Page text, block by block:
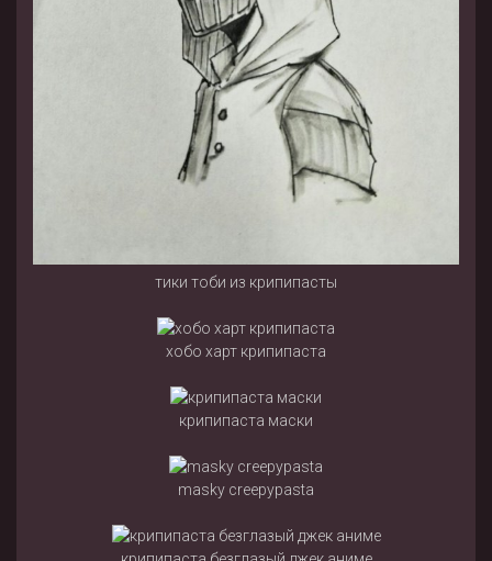
тики тоби из крипипасты
хобо харт крипипаста
крипипаста маски
masky creepypasta